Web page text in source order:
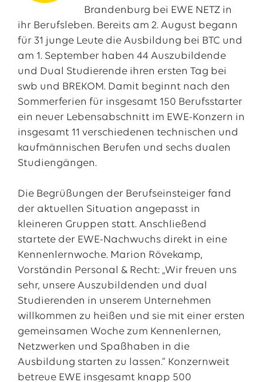
Brandenburg bei EWE NETZ in
ihr Berufsleben. Bereits am 2. August begann
für 31 junge Leute die Ausbildung bei BTC und
am 1. September haben 44 Auszubildende
und Dual Studierende ihren ersten Tag bei
swb und BREKOM. Damit beginnt nach den
Sommerferien für insgesamt 150 Berufsstarter
ein neuer Lebensabschnitt im EWE-Konzern in
insgesamt 11 verschiedenen technischen und
kaufmännischen Berufen und sechs dualen
Studiengängen.
Die Begrüßungen der Berufseinsteiger fand
der aktuellen Situation angepasst in
kleineren Gruppen statt. Anschließend
startete der EWE-Nachwuchs direkt in eine
Kennenlernwoche. Marion Rövekamp,
Vorständin Personal & Recht: „Wir freuen uns
sehr, unsere Auszubildenden und dual
Studierenden in unserem Unternehmen
willkommen zu heißen und sie mit einer ersten
gemeinsamen Woche zum Kennenlernen,
Netzwerken und Spaßhaben in die
Ausbildung starten zu lassen.“ Konzernweit
betreue EWE insgesamt knapp 500
Das EWE-Jobportal